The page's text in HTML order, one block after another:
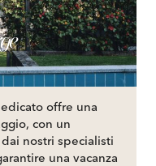
offre una
con un
nostri specialisti
una vacanza